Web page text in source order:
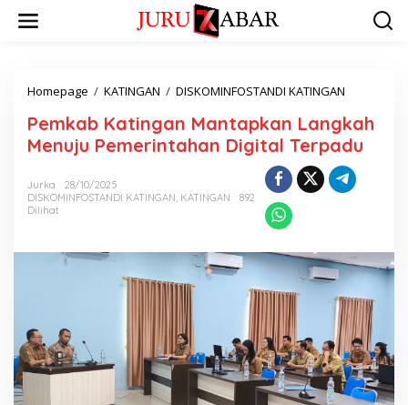
Homepage / KATINGAN / DISKOMINFOSTANDI KATINGAN
Pemkab Katingan Mantapkan Langkah
Menuju Pemerintahan Digital Terpadu
Jurka
28/10/2025
DISKOMINFOSTANDI KATINGAN, KATINGAN
892
Dilihat